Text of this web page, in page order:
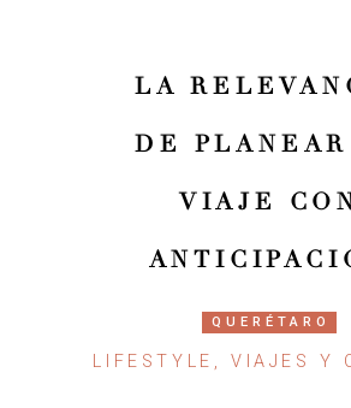
LA
DE PLANEAR
VIAJE
QUERÉTARO
LIFESTYLE, VIAJES Y